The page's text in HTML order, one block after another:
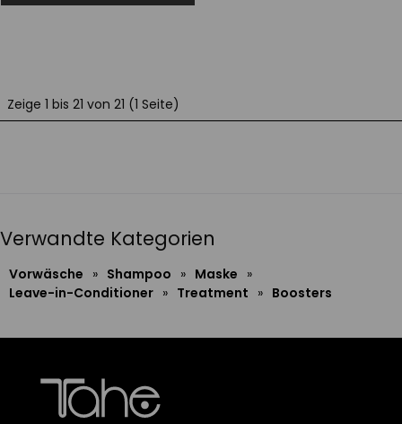
Zeige 1 bis 21 von 21 (1 Seite)
Verwandte Kategorien
Vorwäsche » Shampoo » Maske »
Leave-in-Conditioner » Treatment » Boosters